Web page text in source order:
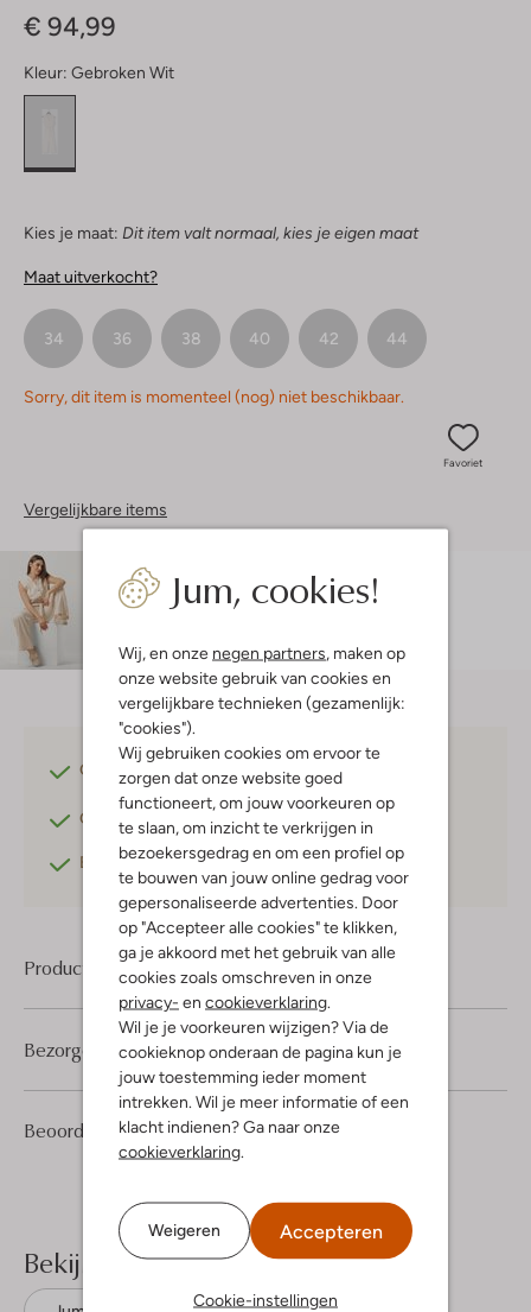
Jum, cookies!
Wij, en onze negen partners , maken op
onze website gebruik van cookies en
vergelijkbare technieken (gezamenlijk:
"cookies").
Wij gebruiken cookies om ervoor te
zorgen dat onze website goed
functioneert, om jouw voorkeuren op
te slaan, om inzicht te verkrijgen in
bezoekersgedrag en om een profiel op
te bouwen van jouw online gedrag voor
gepersonaliseerde advertenties. Door
op "Accepteer alle cookies" te klikken,
ga je akkoord met het gebruik van alle
cookies zoals omschreven in onze
privacy- en cookieverklaring
Wil je je voorkeuren wijzigen? Via de
cookieknop onderaan de pagina kun je
jouw toestemming ieder moment
intrekken. Wil je meer informatie of een
klacht indienen? Ga naar onze
cookieverklaring
Weigeren Accepteren
Cookie-instellingen
€ 94,99
Kleur: Gebroken Wit
Kies je maat: Dit item valt normaal, kies je eigen maat
Maat uitverkocht?
34 36 38 40 42 44
Sorry, dit item is momenteel (nog) niet beschikbaar.
Favoriet
Vergelijkbare items
Maatadvies
Isabelle is 1 meter 73 lang en draagt maat 36.
Gratis verzending vanaf €75,-
Gratis retourneren binnen 30 dagen*
Betaal achterafmet Klarna
Product informatie
Beoordelingen (2) 5
2
5
Sterren
Bezorgen & retourneren
Bekijk meer